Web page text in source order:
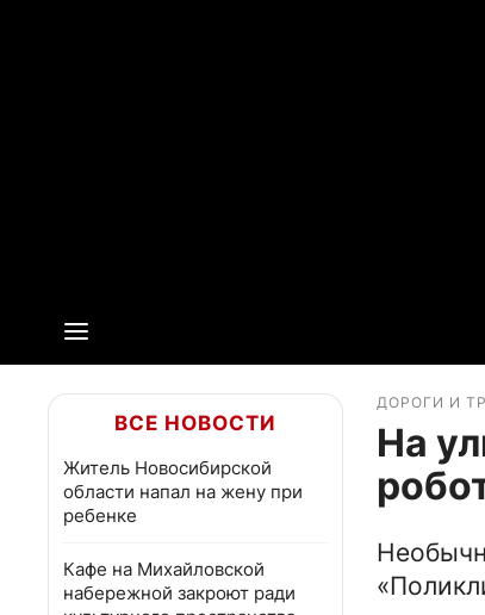
ВСЕ НОВОСТИ
Житель Новосибирской
области напал на жену при
ребенке
Кафе на Михайловской
набережной закроют ради
ДОРОГИ И
На